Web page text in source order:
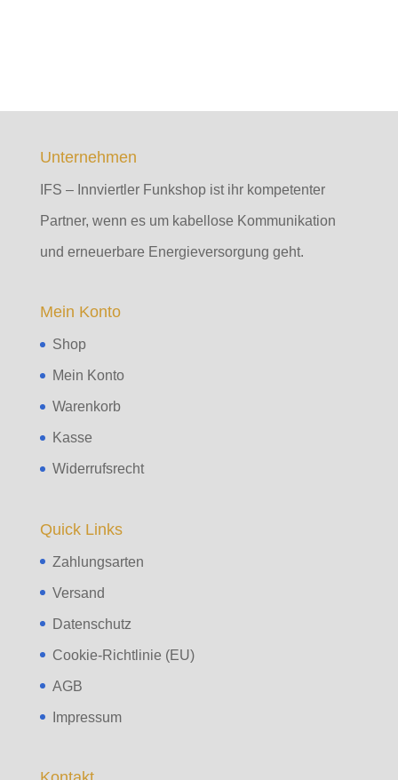
Unternehmen
IFS – Innviertler Funkshop ist ihr kompetenter
Partner, wenn es um kabellose Kommunikation
und erneuerbare Energieversorgung geht.
Mein Konto
Shop
Mein Konto
Warenkorb
Kasse
Widerrufsrecht
Quick Links
Zahlungsarten
Versand
Datenschutz
Cookie-Richtlinie (EU)
AGB
Impressum